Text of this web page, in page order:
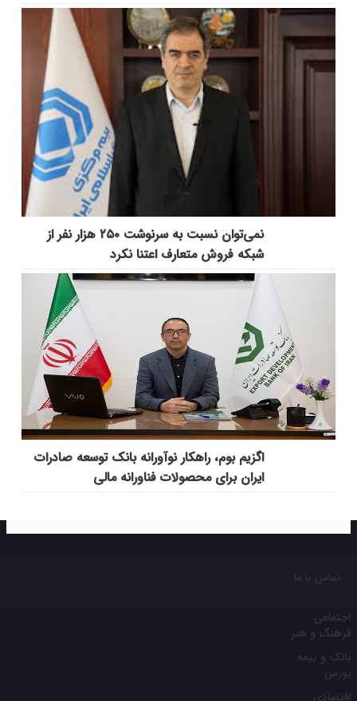
نمی‌توان نسبت به سرنوشت ۲۵۰ هزار نفر از
شبکه فروش متعارف اعتنا نکرد
اگزیم بوم، راهکار نوآورانه بانک توسعه صادرات
ایران برای محصولات فناورانه مالی
تماس با ما
اجتماعی
فرهنگ و هنر
بانک و بیمه
بورس
اقتصادی